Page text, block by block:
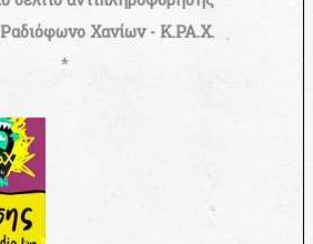
Χανίων - Κ.ΡΑ.Χ.
*